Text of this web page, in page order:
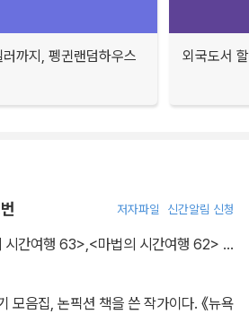
까지, 펭귄랜덤하우스
외국도서
저자파일 신간알림 신청
시간여행 63>,<마법의 시간여행 62> …
모음집, 논픽션 책을 쓴 작가이다. 《뉴욕